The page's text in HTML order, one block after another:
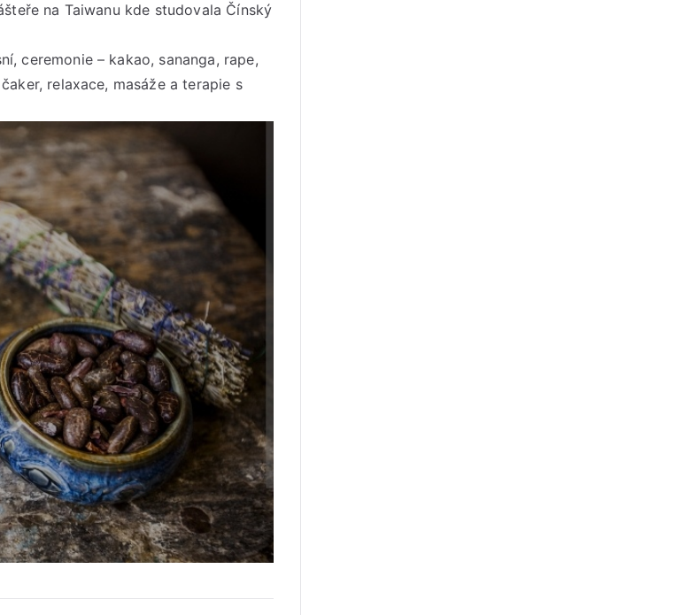
na Taiwanu kde studovala Čínský
ceremonie – kakao, sananga, rape,
relaxace, masáže a terapie s